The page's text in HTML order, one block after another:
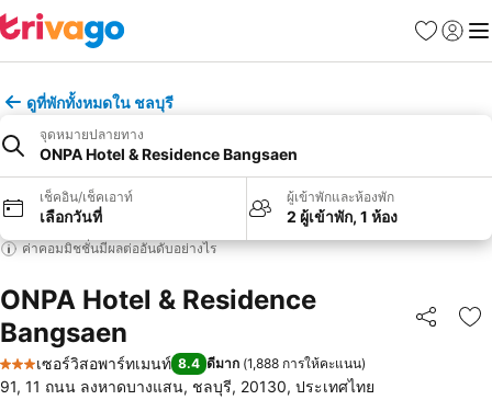
รายการโป
เข้าสู่ร
เมนู
ดูที่พักทั้งหมดใน ชลบุรี
จุดหมายปลายทาง
ONPA Hotel & Residence Bangsaen
เช็คอิน/เช็คเอาท์
เลือกวันที่
ผู้เข้าพักและห้องพัก
2 ผู้เข้าพัก, 1 ห้อง
ค่าคอมมิชชั่นมีผลต่ออันดับอย่างไร
ONPA Hotel & Residence
Bangsaen
แชร์ เ
3 ดาว
เซอร์วิสอพาร์ทเมนท์ 8.4 ดีมาก (1,888 การให้คะแนน)
91, 11 ถนน ลงหาดบางแสน, ชลบุรี, 20130, ประเทศไทย